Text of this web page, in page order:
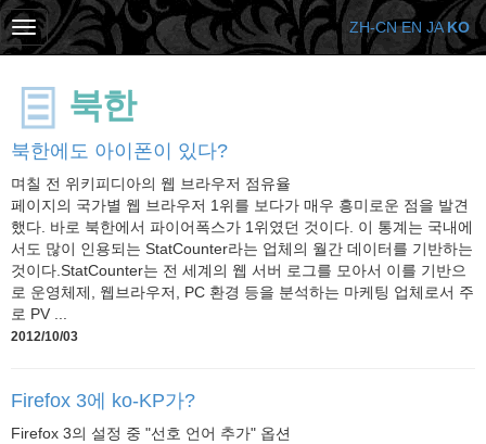
북한
북한에도 아이폰이 있다?
며칠 전 위키피디아의 웹 브라우저 점유율
페이지의 국가별 웹 브라우저 1위를 보다가 매우 흥미로운 점을 발견
했다. 바로 북한에서 파이어폭스가 1위였던 것이다. 이 통계는 국내에
서도 많이 인용되는 StatCounter라는 업체의 월간 데이터를 기반하는
것이다.StatCounter는 전 세계의 웹 서버 로그를 모아서 이를 기반으
로 운영체제, 웹브라우저, PC 환경 등을 분석하는 마케팅 업체로서 주
로 PV ...
2012/10/03
Firefox 3에 ko-KP가?
Firefox 3의 설정 중 "선호 언어 추가" 옵션
ZH-CN EN JA KO